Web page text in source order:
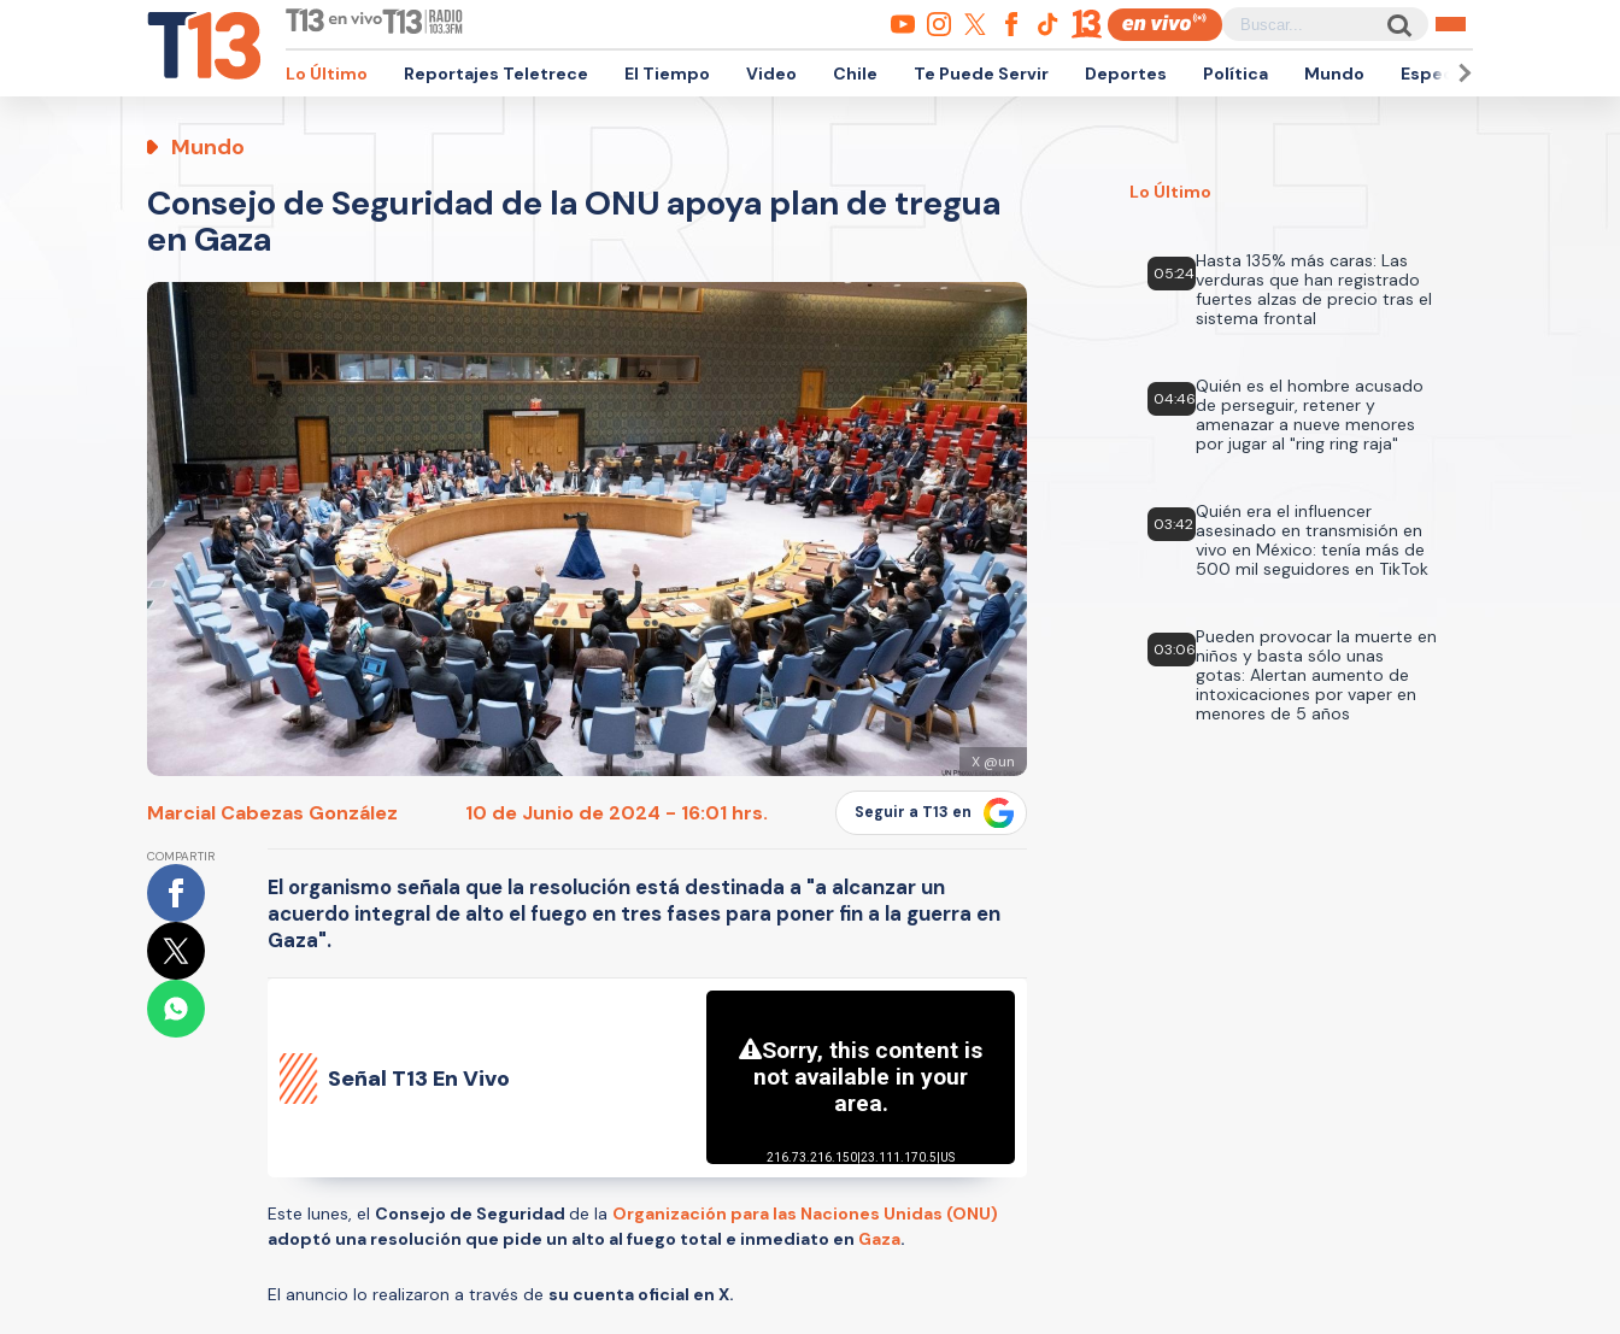
Lo Último Reportajes Teletrece El Tiempo Video Chile Te Puede Servir Deportes Política Mundo Espectáculos
Mundo
Consejo de Seguridad de la ONU apoya plan de tregua
en Gaza
X @un
Marcial Cabezas González 10 de Junio de 2024 - 16:01 hrs. Seguir a T13 en
COMPARTIR
El organismo señala que la resolución está destinada a "a alcanzar un
acuerdo integral de alto el fuego en tres fases para poner fin a la guerra en
Gaza".
Señal T13 En Vivo
Este lunes, el Consejo de Seguridad de la Organización para las Naciones Unidas (ONU)
adoptó una resolución que pide un alto al fuego total e inmediato en Gaza.
El anuncio lo realizaron a través de su cuenta oficial en X.
Lo Último
05:24
Hasta 135% más caras: Las
verduras que han registrado
fuertes alzas de precio tras el
sistema frontal
04:46
Quién es el hombre acusado
de perseguir, retener y
amenazar a nueve menores
por jugar al "ring ring raja"
03:42
Quién era el influencer
asesinado en transmisión en
vivo en México: tenía más de
500 mil seguidores en TikTok
03:06
Pueden provocar la muerte en
niños y basta sólo unas
gotas: Alertan aumento de
intoxicaciones por vaper en
menores de 5 años